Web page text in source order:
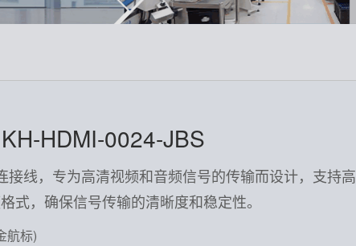
HDMI-0024-JBS
接线，专为高清视频和音频信号的传输而设计，支持高
式，确保信号传输的清晰度和稳定性。
标)